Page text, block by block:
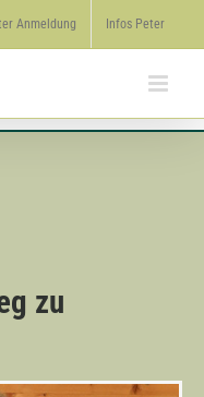
Anmeldung Infos Peter
zu